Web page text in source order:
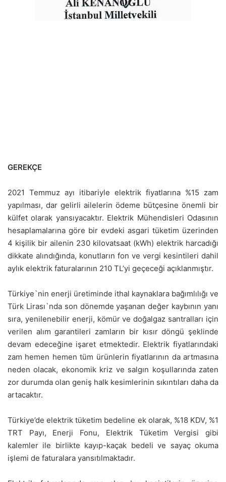
GEREKÇE
2021 Temmuz ayı itibariyle elektrik fiyatlarına %15 zam
yapılması, dar gelirli ailelerin ödeme bütçesine önemli bir
külfet olarak yansıyacaktır. Elektrik Mühendisleri Odasının
hesaplamalarına göre bir evdeki asgari tüketim üzerinden
4 kişilik bir ailenin 230 kilovatsaat (kWh) elektrik harcadığı
dikkate alındığında, konutların fon ve vergi kesintileri dahil
aylık elektrik faturalarının 210 TL’yi geçeceği açıklanmıştır.
Türkiye`nin enerji üretiminde ithal kaynaklara bağımlılığı ve
Türk Lirası`nda son dönemde yaşanan değer kaybının yanı
sıra, yenilenebilir enerji, kömür ve doğalgaz santralları için
verilen alım garantileri zamların bir kısır döngü şeklinde
devam edeceğine işaret etmektedir. Elektrik fiyatlarındaki
zam hemen hemen tüm ürünlerin fiyatlarının da artmasına
neden olacak, ekonomik kriz ve salgın koşullarında zaten
zor durumda olan geniş halk kesimlerinin sıkıntıları daha da
artacaktır.
Türkiye’de elektrik tüketim bedeline ek olarak, %18 KDV, %1
TRT Payı, Enerji Fonu, Elektrik Tüketim Vergisi gibi
kalemler ile birlikte kayıp-kaçak bedeli ve sayaç okuma
işlemi de faturalara yansıtılmaktadır.